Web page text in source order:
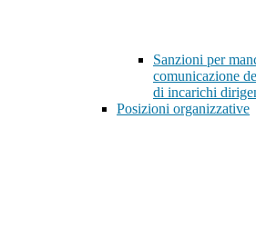
Sanzioni per
comunicazione
di incarichi
Posizioni organizzative